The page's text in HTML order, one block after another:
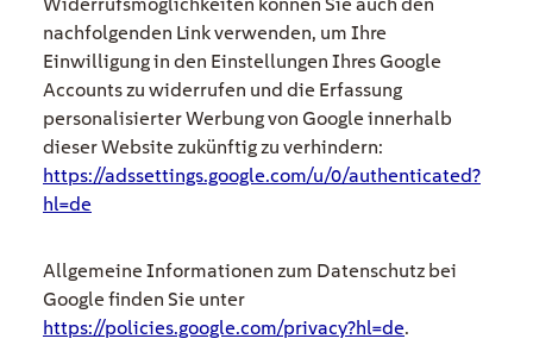
nachfolgenden Link verwenden, um Ihre
Einwilligung in den Einstellungen Ihres Google
Accounts zu widerrufen und die Erfassung
personalisierter Werbung von Google innerhalb
dieser Website zukünftig zu verhindern:
https://adssettings.google.com/u/0/authenticated?
hl=de
Allgemeine Informationen zum Datenschutz bei
Google finden Sie unter
https://policies.google.com/privacy?hl=de.